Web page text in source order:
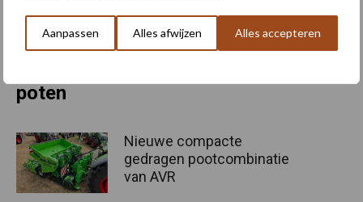
Aanpassen Alles afwijzen Alles accepteren
Tekst: Martin de Vries
Foto’s: Agricult
poten
Nieuwe compacte
gedragen pootcombinatie
van AVR